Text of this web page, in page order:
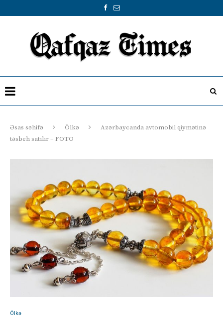
Əsas səhifə Ölkə
Azərbaycanda avtomobil qiymətinə
təsbeh satılır – FOTO
Ölkə